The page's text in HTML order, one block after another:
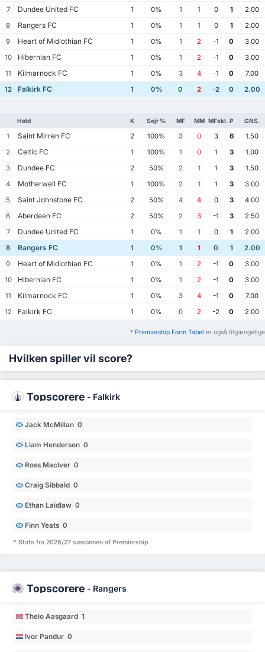
7 Dundee United FC 1 0% 1 1 0 1
2.00
8
Rangers FC 1 0% 1 1 0 1
2.00
9
Heart of Midlothian FC 1 0% 1 2 -1 0
3.00
10
Hibernian FC 1 0% 1 2 -1 0
3.00
11
Kilmarnock FC 1 0% 3 4 -1 0
7.00
12
Falkirk FC 1 0% 0 2 -2 0 2.00
Hold K Sejr % MF MM MFskl. P GNS.
1 Saint Mirren FC 2 100% 3 0 3 6
1.50
2
Celtic FC 1 100% 1 0 1 3
1.00
3
Dundee FC 2 50% 2 1 1 3
1.50
4
Motherwell FC 1 100% 2 1 1 3
3.00
5
Saint Johnstone FC 2 50% 4 4 0 3
4.00
6
Aberdeen FC 2 50% 2 3 -1 3
2.50
7
Dundee United FC 1 0% 1 1 0 1
2.00
8
Rangers FC 1 0% 1 1 0 1
2.00
9
Heart of Midlothian FC 1 0% 1 2 -1 0
3.00
10
Hibernian FC 1 0% 1 2 -1 0
3.00
11
Kilmarnock FC 1 0% 3 4 -1 0
7.00
12
Falkirk FC 1 0% 0 2 -2 0 2.00
* Premiership Form Tabel er også tilgængelige
Hvilken spiller vil score?
Topscorere - Falkirk
Jack McMillan 0
Liam Henderson 0
Ross MacIver 0
Craig Sibbald 0
Ethan Laidlaw 0
Finn Yeats 0
* Stats fra 2026/27 sæsonnen af Premiership
Topscorere - Rangers
Thelo Aasgaard 1
Ivor Pandur 0